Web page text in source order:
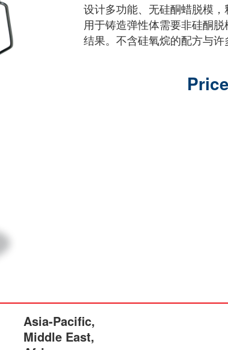
设计多功能、无硅酮蜡脱模
用于铸造弹性体需要非硅酮
结果。不含硅氧烷的配方与
Asia-Pacific,
Middle East,